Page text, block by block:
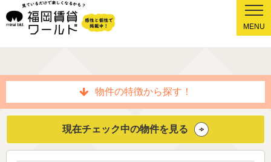
MENU
物件の特徴から探す！
現在チェック中の物件を見る